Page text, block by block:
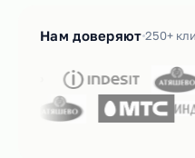
Нам доверяют 250+